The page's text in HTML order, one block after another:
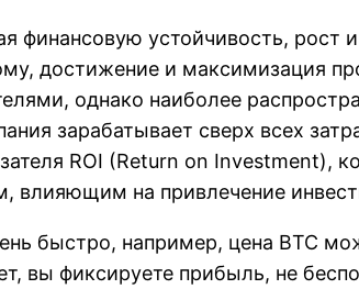
финансовую устойчивость, рост
достижение и максимизация
однако наиболее
зарабатывает сверх всех
ROI (Return on Investment),
влияющим на привлечение
быстро, например, цена BTC
вы фиксируете прибыль, не